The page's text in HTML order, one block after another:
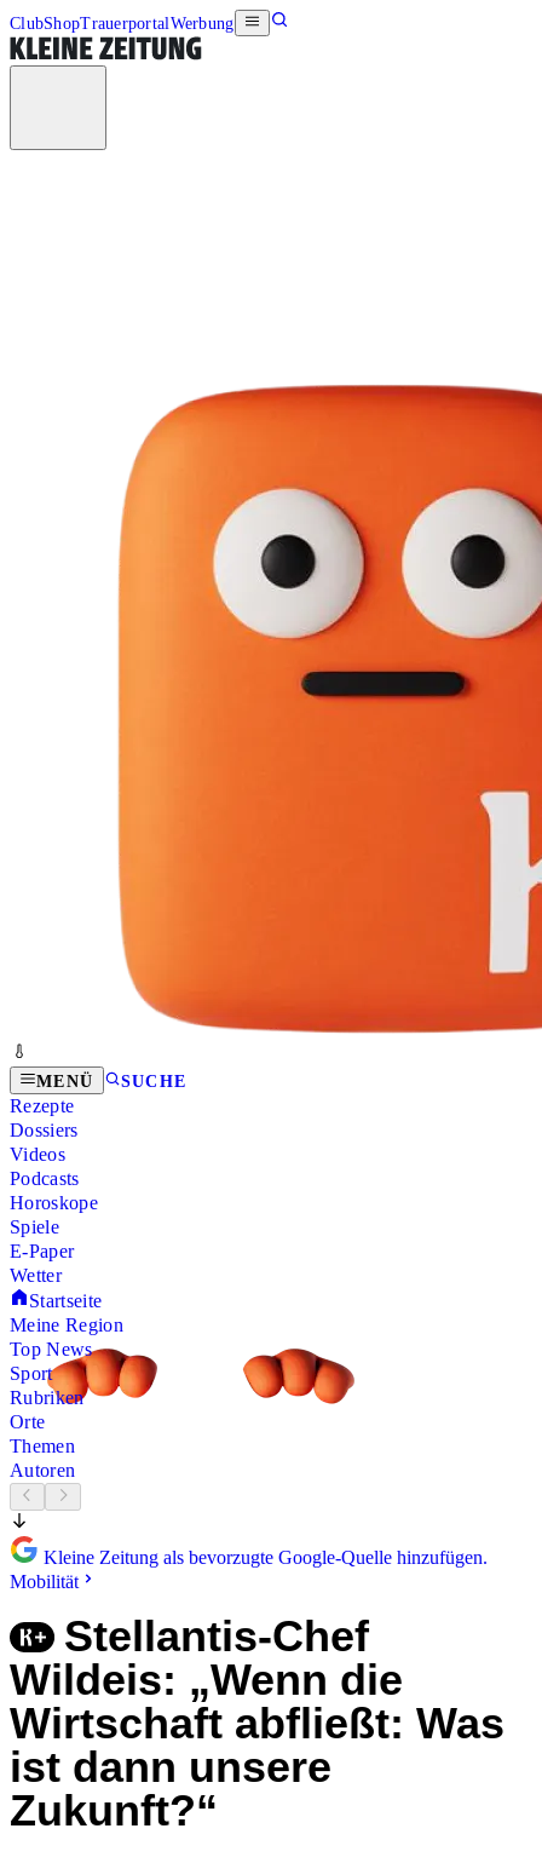
ClubShopTrauerportalWerbung
MENÜ SUCHE
Rezepte
Dossiers
Videos
Podcasts
Horoskope
Spiele
E-Paper
Wetter
Startseite
Meine Region
Top News
Sport
Rubriken
Orte
Themen
Autoren
Kleine Zeitung als bevorzugte Google-Quelle hinzufügen.
Mobilität
Stellantis-Chef
Wildeis: „Wenn die
Wirtschaft abfließt: Was
ist dann unsere
Zukunft?“